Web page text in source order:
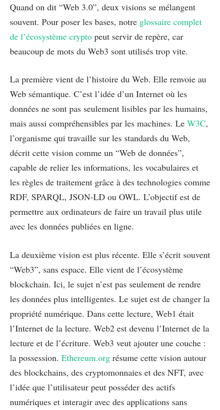
Quand on dit “Web 3.0”, deux visions se mélangent
souvent. Pour poser les bases, notre glossaire complet
de l’écosystème crypto peut servir de repère, car
beaucoup de mots du Web3 sont utilisés trop vite.
La première vient de l’histoire du Web. Elle renvoie au
Web sémantique. C’est l’idée d’un Internet où les
données ne sont pas seulement lisibles par les humains,
mais aussi compréhensibles par les machines. Le W3C,
l’organisme qui travaille sur les standards du Web,
décrit cette vision comme un “Web de données”,
capable de relier les informations, les vocabulaires et
les règles de traitement grâce à des technologies comme
RDF, SPARQL, JSON-LD ou OWL. L’objectif est de
permettre aux ordinateurs de faire un travail plus utile
avec les données publiées en ligne.
La deuxième vision est plus récente. Elle s’écrit souvent
“Web3”, sans espace. Elle vient de l’écosystème
blockchain. Ici, le sujet n’est pas seulement de rendre
les données plus intelligentes. Le sujet est de changer la
propriété numérique. Dans cette lecture, Web1 était
l’Internet de la lecture. Web2 est devenu l’Internet de la
lecture et de l’écriture. Web3 veut ajouter une couche :
la possession. Ethereum.org résume cette vision autour
des blockchains, des cryptomonnaies et des NFT, avec
l’idée que l’utilisateur peut posséder des actifs
numériques et interagir avec des applications sans